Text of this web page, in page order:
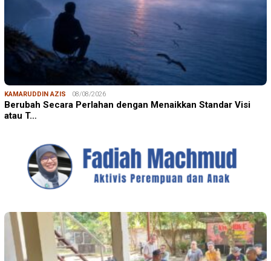
KAMARUDDIN AZIS 08/08/2026
Berubah Secara Perlahan dengan Menaikkan Standar Visi
atau T…